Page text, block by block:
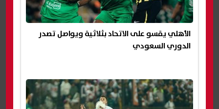
الأهلي يقسو على الاتحاد بثلاثية ويواصل تصدر
الدوري السعودي